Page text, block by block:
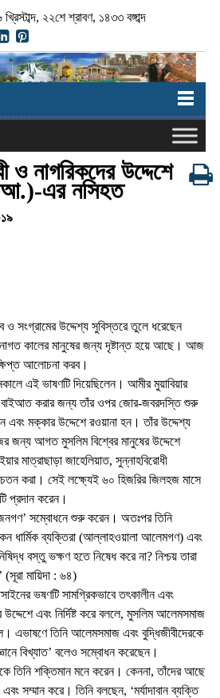
২২শে শ্রাবণ, ১৪৩৩ বঙ্গাব্দ
ও নাগরিকদের উদ্দেশে
এর নসিহত
সংগ্রামের উদ্দেশ্য সুবিস্তরে তুলে ধরেছেন
কালের মানুষের জন্য দৃষ্টান্ত হয়ে আছে। আজ
আলোচনা করব।
এই ভাষণটি দিয়েছিলেন। আমীর মুয়াবিয়ার
বাইআত করার জন্য তাঁর ওপর জোর-জবরদস্তি শুরু
এবং মক্কার উদ্দেশে রওয়ানা হন। তাঁর উদ্দেশ্য
জন্য আগত মুসলিম বিশ্বের মানুষের উদ্দেশে
মাত্রাছাড়া জাহেলিয়াত, সুন্নাহবিরোধী
করা। সেই লক্ষ্যেই ৬০ হিজরির জিলহজ মাসে
প্রদান করেন।
সম্বোধনে শুরু করেন। অতঃপর তিনি
ধার্মিক ব্যক্তিরা (আল্লাহওয়ালা আলেমগণ) এবং
বস্তু ভক্ষণ হতে নিষেধ করে না? নিশ্চয় তারা
মায়িদা : ৬৪)
ভষণটি সামগ্রিকভাবে তৎকালীন এবং
এবং নির্দিষ্ট করে বললে, মুসলিম আলেমসমাজ
এভাষণে তিনি আলেমসমাজ এবং বুদ্ধিজীবীদেরকে
বিখ্যাত’ বলেও সম্বোধন করেছেন।
তিনি শক্তিমান মনে করেন। কেননা, তাঁদের আছে
সম্মান করে। তিনি বলছেন, ‘মর্যাদাবান ব্যক্তি